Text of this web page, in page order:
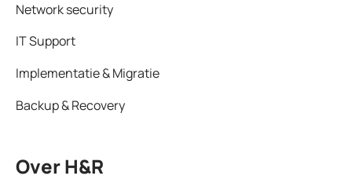
Network security
IT Support
Implementatie & Migratie
Backup & Recovery
Over H&R